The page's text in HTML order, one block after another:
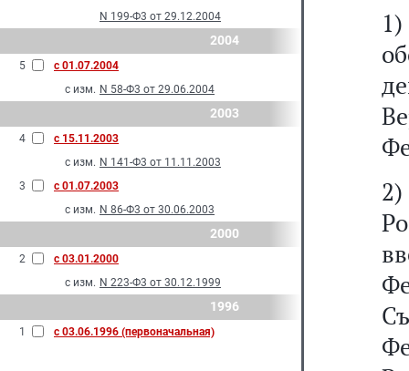
N 199-Ф3 от 29.12.2004
2004
5
с 01.07.2004
с изм. N 58-Ф3 от 29.06.2004
2003
4
с 15.11.2003
с изм. N 141-Ф3 от 11.11.2003
3
с 01.07.2003
с изм. N 86-Ф3 от 30.06.2003
2000
2
с 03.01.2000
с изм. N 223-Ф3 от 30.12.1999
1996
1 с 03.06.1996 (первоначальная)